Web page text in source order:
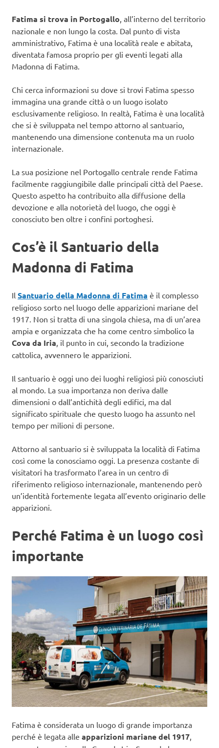
Fatima si trova in Portogallo, all’interno del territorio
nazionale e non lungo la costa. Dal punto di vista
amministrativo, Fatima è una località reale e abitata,
diventata famosa proprio per gli eventi legati alla
Madonna di Fatima.
Chi cerca informazioni su dove si trovi Fatima spesso
immagina una grande città o un luogo isolato
esclusivamente religioso. In realtà, Fatima è una località
che si è sviluppata nel tempo attorno al santuario,
mantenendo una dimensione contenuta ma un ruolo
internazionale.
La sua posizione nel Portogallo centrale rende Fatima
facilmente raggiungibile dalle principali città del Paese.
Questo aspetto ha contribuito alla diffusione della
devozione e alla notorietà del luogo, che oggi è
conosciuto ben oltre i confini portoghesi.
Cos’è il Santuario della
Madonna di Fatima
Il Santuario della Madonna di Fatima è il complesso
religioso sorto nel luogo delle apparizioni mariane del
1917. Non si tratta di una singola chiesa, ma di un’area
ampia e organizzata che ha come centro simbolico la
Cova da Iria, il punto in cui, secondo la tradizione
cattolica, avvennero le apparizioni.
Il santuario è oggi uno dei luoghi religiosi più conosciuti
al mondo. La sua importanza non deriva dalle
dimensioni o dall’antichità degli edifici, ma dal
significato spirituale che questo luogo ha assunto nel
tempo per milioni di persone.
Attorno al santuario si è sviluppata la località di Fatima
così come la conosciamo oggi. La presenza costante di
visitatori ha trasformato l’area in un centro di
riferimento religioso internazionale, mantenendo però
un’identità fortemente legata all’evento originario delle
apparizioni.
Perché Fatima è un luogo così
importante
Fatima è considerata un luogo di grande importanza
perché è legata alle apparizioni mariane del 1917